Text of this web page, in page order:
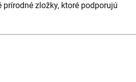
zložky, ktoré podporujú